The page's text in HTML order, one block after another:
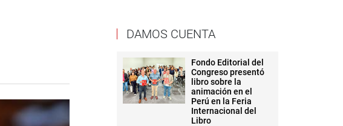
DAMOS CUENTA
Fondo Editorial del
Congreso presentó
libro sobre la
animación en el
Perú en la Feria
Internacional del
Libro